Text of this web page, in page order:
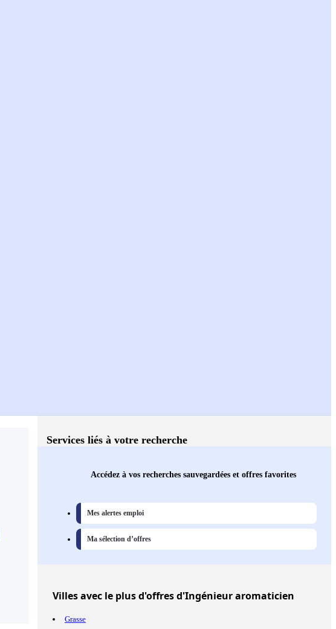
Services liés à votre recherche
Accédez à vos recherches sauvegardées et offres favorites
Mes alertes emploi
Ma sélection d’offres
Villesavec le plus d'offres d'Ingénieur aromaticien
Grasse